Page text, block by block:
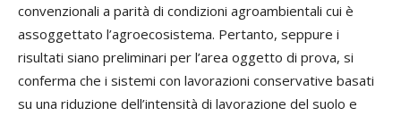
convenzionali a parità di condizioni agroambientali cui è
assoggettato l’agroecosistema. Pertanto, seppure i
risultati siano preliminari per l’area oggetto di prova, si
conferma che i sistemi con lavorazioni conservative basati
su una riduzione dell’intensità di lavorazione del suolo e